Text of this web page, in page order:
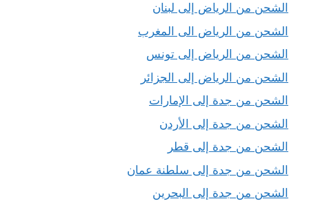
الشحن من الرياض إلى لبنان
الشحن من الرياض الى المغرب
الشحن من الرياض إلى تونس
الشحن من الرياض إلى الجزائر
الشحن من جدة إلى الإمارات
الشحن من جدة إلى الأردن
الشحن من جدة إلى قطر
الشحن من جدة إلى سلطنة عمان
الشحن من جدة إلى البحرين